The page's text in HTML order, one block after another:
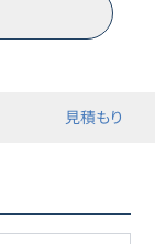
見積もり